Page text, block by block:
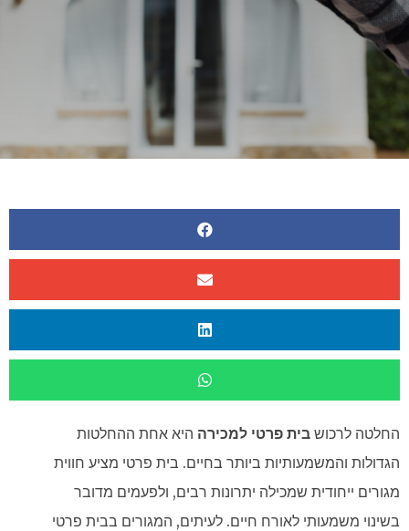
החלטה לרכוש בית פרטי למכירה היא אחת ההחלטות
הגדולות והמשמעותיות ביותר בחיים. בית פרטי מציע חווית
מגורים ייחודית שמכילה יתרונות רבים, ולפעמים מדובר
בשינוי משמעותי לאורח חיים. לעיתים, המגורים בבית פרטי